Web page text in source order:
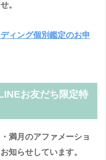
。
ィング個別鑑定のお申
お友だち限定特
満月のアファメーショ
知らせしています。